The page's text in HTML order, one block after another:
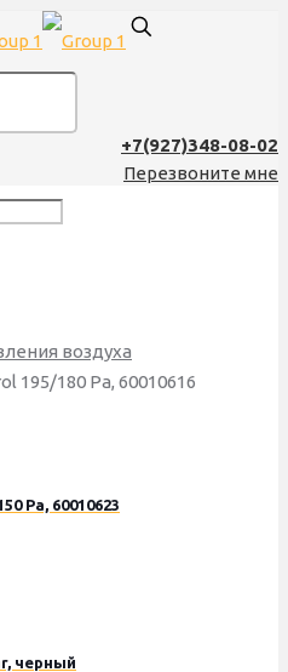
+7(927)348-08-02
Перезвоните мне
воздуха
195/180 Pa, 60010616
Pa, 60010623
черный